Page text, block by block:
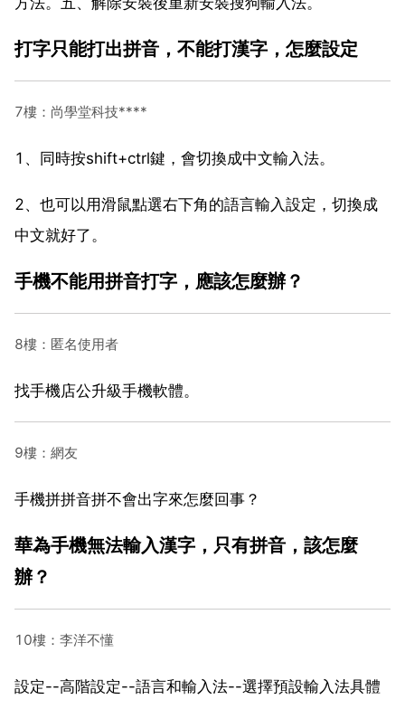
打字只能打出拼音，不能打漢字，怎麼設定
7樓：尚學堂科技****
1、同時按shift+ctrl鍵，會切換成中文輸入法。
2、也可以用滑鼠點選右下角的語言輸入設定，切換成
中文就好了。
手機不能用拼音打字，應該怎麼辦？
8樓：匿名使用者
找手機店公升級手機軟體。
9樓：網友
手機拼拼音拼不會出字來怎麼回事？
華為手機無法輸入漢字，只有拼音，該怎麼
辦？
10樓：李洋不懂
設定--高階設定--語言和輸入法--選擇預設輸入法具體